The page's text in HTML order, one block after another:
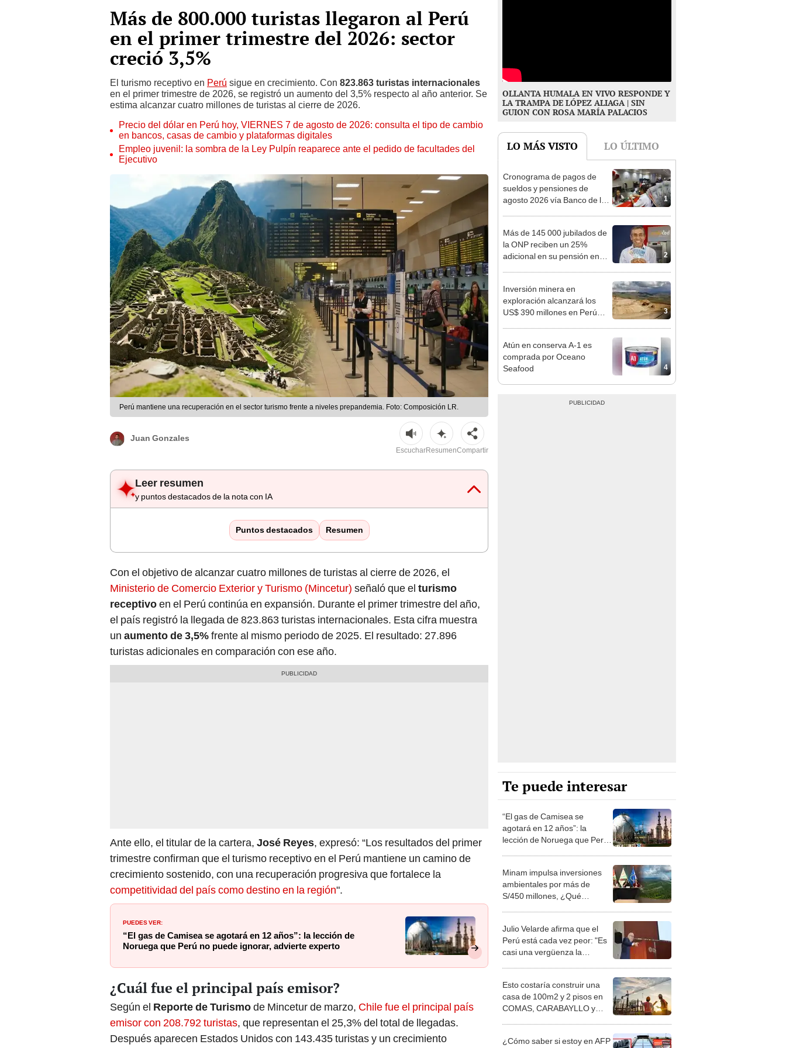
Más de 800.000 turistas llegaron al Perú
en el primer trimestre del 2026: sector
creció 3,5%
El turismo receptivo en Perú sigue en crecimiento. Con 823.863 turistas internacionales
en el primer trimestre de 2026, se registró un aumento del 3,5% respecto al año anterior. Se
estima alcanzar cuatro millones de turistas al cierre de 2026.
Precio del dólar en Perú hoy, VIERNES 7 de agosto de 2026: consulta el tipo de cambio
en bancos, casas de cambio y plataformas digitales
Empleo juvenil: la sombra de la Ley Pulpín reaparece ante el pedido de facultades del
Ejecutivo
Perú mantiene una recuperación en el sector turismo frente a niveles prepandemia. Foto: Composición LR.
Juan Gonzales
EscucharResumenCompartir
Leer resumen
y puntos destacados de la nota con IA
Puntos destacados Resumen
Con el objetivo de alcanzar cuatro millones de turistas al cierre de 2026, el
Ministerio de Comercio Exterior y Turismo (Mincetur) señaló que el turismo
receptivoen el Perú continúa en expansión. Durante el primer trimestre del año,
el país registró la llegada de 823.863 turistas internacionales. Esta cifra muestra
un aumento de 3,5%frente al mismo periodo de 2025. El resultado: 27.896
turistas adicionales en comparación con ese año.
Ante ello, el titular de la cartera, José Reyes, expresó: “Los resultados del primer
trimestre confirman que el turismo receptivo en el Perú mantiene un camino de
crecimiento sostenido, con una recuperación progresiva que fortalece la
competitividad del país como destino en la región".
PUEDES VER:
“El gas de Camisea se agotará en 12 años”: la lección de
Noruega que Perú no puede ignorar, advierte experto
¿Cuál fue el principal país emisor?
Según el Reporte de Turismode Minceturde marzo, Chile fue el principal país
emisor con 208.792 turistas, que representan el 25,3% del total de llegadas.
Después aparecen Estados Unidos con 143.435 turistas y un crecimiento
OLLANTA HUMALA EN VIVO RESPONDE Y
LA TRAMPA DE LÓPEZ ALIAGA | SIN
GUION CON ROSA MARÍA PALACIOS
LO MÁS VISTO LO ÚLTIMO
1
Cronograma de pagos de
sueldos y pensiones de
agosto 2026 vía Banco de la
2
Más de 145 000 jubilados de
la ONP reciben un 25%
adicional en su pensión en
3
Inversión minera en
exploración alcanzará los
US$ 390 millones en Perú
4
Atún en conserva A-1 es
comprada por Oceano
Seafood
Te puede interesar
“El gas de Camisea se
agotará en 12 años”: la
lección de Noruega que Perú
Minam impulsa inversiones
ambientales por más de
S/450 millones, ¿Qué
Julio Velarde afirma que el
Perú está cada vez peor: "Es
casi una vergüenza la
Esto costaría construir una
casa de 100m2 y 2 pisos en
COMAS, CARABAYLLO y
¿Cómo saber si estoy en AFP